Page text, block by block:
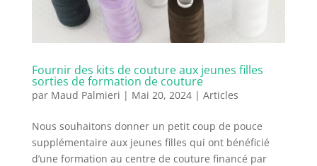
Fournir des kits de couture aux jeunes filles
sorties de formation de couture
par Maud Palmieri | Mai 20, 2024| Articles
Nous souhaitons donner un petit coup de pouce
supplémentaire aux jeunes filles qui ont bénéficié
d’une formation au centre de couture financé par